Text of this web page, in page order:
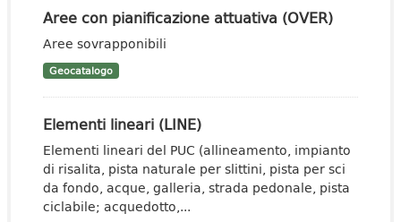
Aree con pianificazione attuativa (OVER)
Aree sovrapponibili
Geocatalogo
Elementi lineari (LINE)
Elementi lineari del PUC (allineamento, impianto
di risalita, pista naturale per slittini, pista per sci
da fondo, acque, galleria, strada pedonale, pista
ciclabile; acquedotto,...